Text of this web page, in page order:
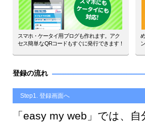
スマホ・ケータイ用ブログも作れます。アク
セス簡単なQRコードもすぐに発行できます！
登録の流れ
Step1. 登録画面へ
「easy my web」では、